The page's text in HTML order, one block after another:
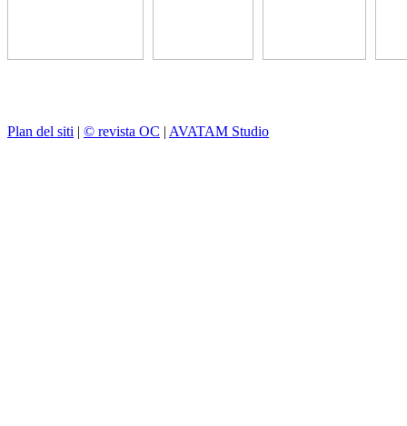
Plan del siti | © revista OC | AVATAM Studio